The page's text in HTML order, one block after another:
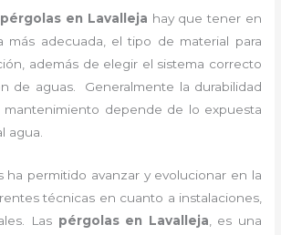
pérgolas en Lavalleja hay que tener en
más adecuada, el tipo de material para
además de elegir el sistema correcto
de aguas. Generalmente la durabilidad
mantenimiento depende de lo expuesta
agua.
ha permitido avanzar y evolucionar en la
técnicas en cuanto a instalaciones,
Las pérgolasen Lavalleja , es una